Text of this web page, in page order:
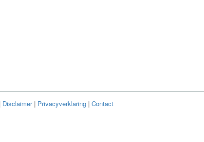
Disclaimer| Privacyverklaring | Contact